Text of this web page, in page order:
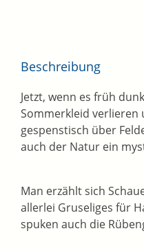
Beschreibung
Jetzt, wenn es früh
Sommerkleid verlieren
gespenstisch über
auch der Natur ein
Man erzählt sich
allerlei Gruseliges für
spuken auch die